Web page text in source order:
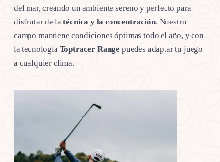
del mar, creando un ambiente sereno y perfecto para
disfrutar de latécnica y la concentración. Nuestro
campo mantiene condiciones óptimas todo el año, y con
la tecnología Toptracer Range puedes adaptar tu juego
a cualquier clima.